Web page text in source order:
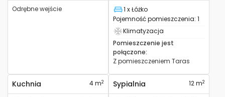
Odrębne wejście Łóżko1 x Łóżko
Pojemność pomieszczenia: 1
Posiada klimatyzację
Klimatyzacja
Pomieszczenie jest
połączone:
Z pomieszczeniem Taras
Kuchnia 4 m2 Sypialnia 12 m2